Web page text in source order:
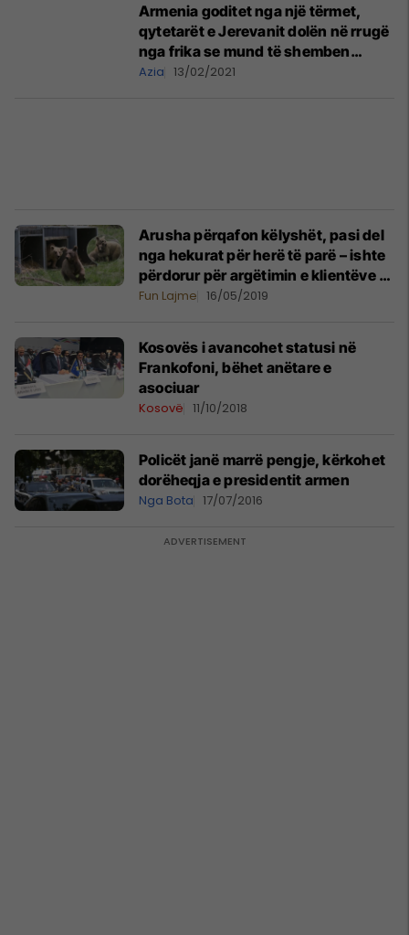
Armenia goditet nga një tërmet,
qytetarët e Jerevanit dolën në rrugë
nga frika se mund të shemben
ndërtesat
Azia 13/02/2021
Arusha përqafon këlyshët, pasi del
nga hekurat për herë të parë – ishte
përdorur për argëtimin e klientëve të
një restoranti (Foto)
Fun Lajme 16/05/2019
Kosovës i avancohet statusi në
Frankofoni, bëhet anëtare e
asociuar
Kosovë 11/10/2018
Policët janë marrë pengje, kërkohet
dorëheqja e presidentit armen
Nga Bota 17/07/2016